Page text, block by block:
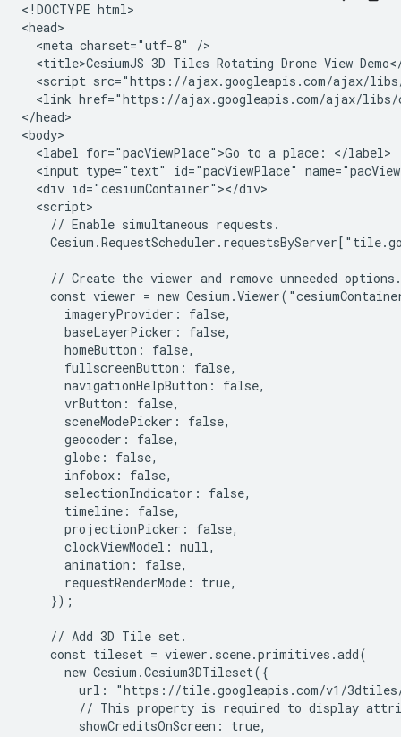
<!DOCTYPE html>
<head>
  <meta charset="utf-8" />
<title>CesiumJS 3D Tiles Rotating Drone View
<script src="https://ajax.googleapis.com/ajax/
<link href="https://ajax.googleapis.com/ajax/
</head>
<body>
  <label for="pacViewPlace">Go to a place: </label>
<input type="text" id="pacViewPlace"
  <div id="cesiumContainer"></div>
  <script>
    // Enable simultaneous requests.
    // Create the viewer and remove unneeded options.
const viewer = new
      imageryProvider: false,
      baseLayerPicker: false,
      homeButton: false,
      fullscreenButton: false,
      navigationHelpButton: false,
      vrButton: false,
      sceneModePicker: false,
      geocoder: false,
      globe: false,
      infobox: false,
      selectionIndicator: false,
      timeline: false,
      projectionPicker: false,
      clockViewModel: null,
      animation: false,
      requestRenderMode: true,
    });
    // Add 3D Tile set.
    const tileset = viewer.scene.primitives.add(
      new Cesium.Cesium3DTileset({
url: "https://tile.googleapis.com/v1/
// This property is required to display
        showCreditsOnScreen: true,